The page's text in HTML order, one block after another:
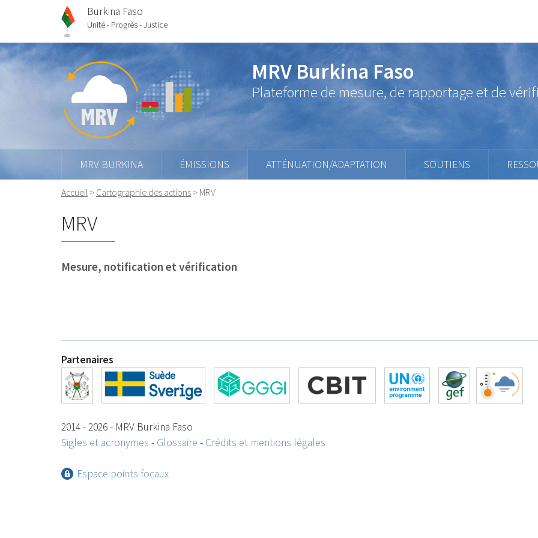
Burkina Faso
Unité - Progrès - Justice
MRV Burkina Faso
Plateforme de mesure, de rapportage et de
MRV BURKINA ÉMISSIONS ATTÉNUATION/ADAPTATION SOUTIENS
Accueil > Cartographie des actions > MRV
MRV
Mesure, notification et vérification
Partenaires
2014 - 2026 - MRV Burkina Faso
Sigles et acronymes - Glossaire - Crédits et mentions légales
Espace points focaux